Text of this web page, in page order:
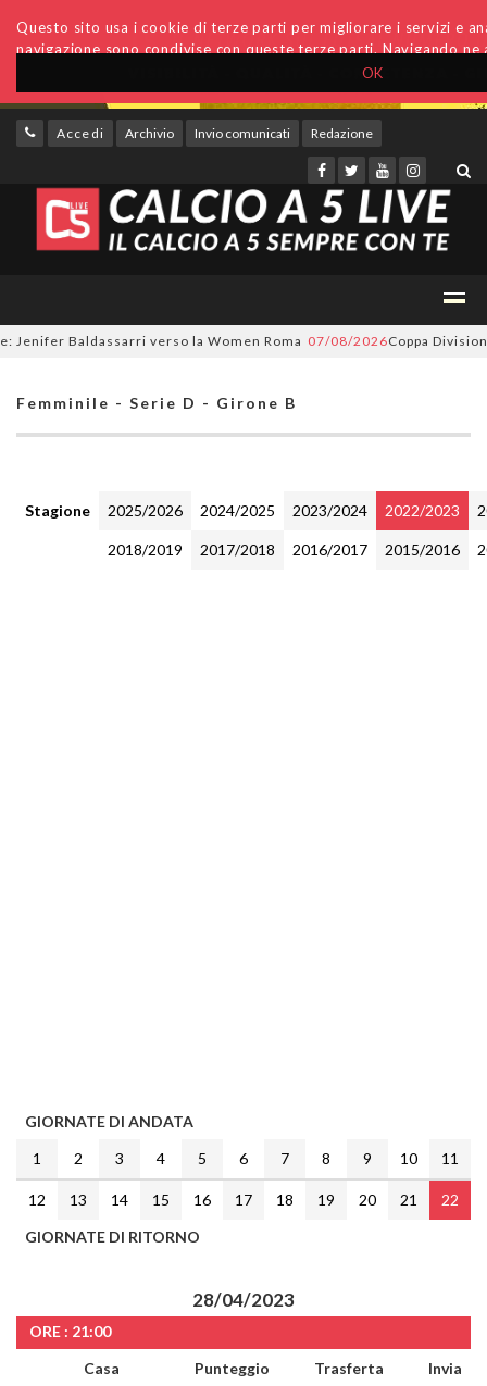
OK
Questo sito usa i cookie di terze parti per migliorare i servizi e
navigazione sono condivise con queste terze parti. Navigando
Accedi Archivio Invio comunicati Redazione
Baldassarri verso la Women Roma 07/08/2026Coppa Divisione,
Femminile - Serie D - Girone B
Stagione 2025/2026 2024/2025 2023/2024 2022/2023
2018/2019 2017/2018 2016/2017 2015/2016
GIORNATE DI ANDATA
1
2 3 4 5 6 7 8 9 10 11
12 13 14 15 16 17 18 19 20 21
22
GIORNATE DI RITORNO
28/04/2023
ORE : 21:00
Casa
Punteggio Trasferta Invia